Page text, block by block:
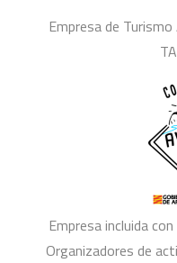
Empresa de
Empresa incluida
Organizadores de